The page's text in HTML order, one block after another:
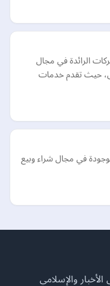
الرائدة في مجال
حيث تقدم خدمات
في مجال شراء وبيع
الأخبار والإسلامي